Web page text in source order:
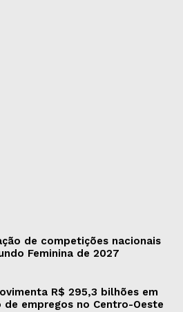
de competições nacionais
Feminina de 2027
R$ 295,3 bilhões em
empregos no Centro-Oeste